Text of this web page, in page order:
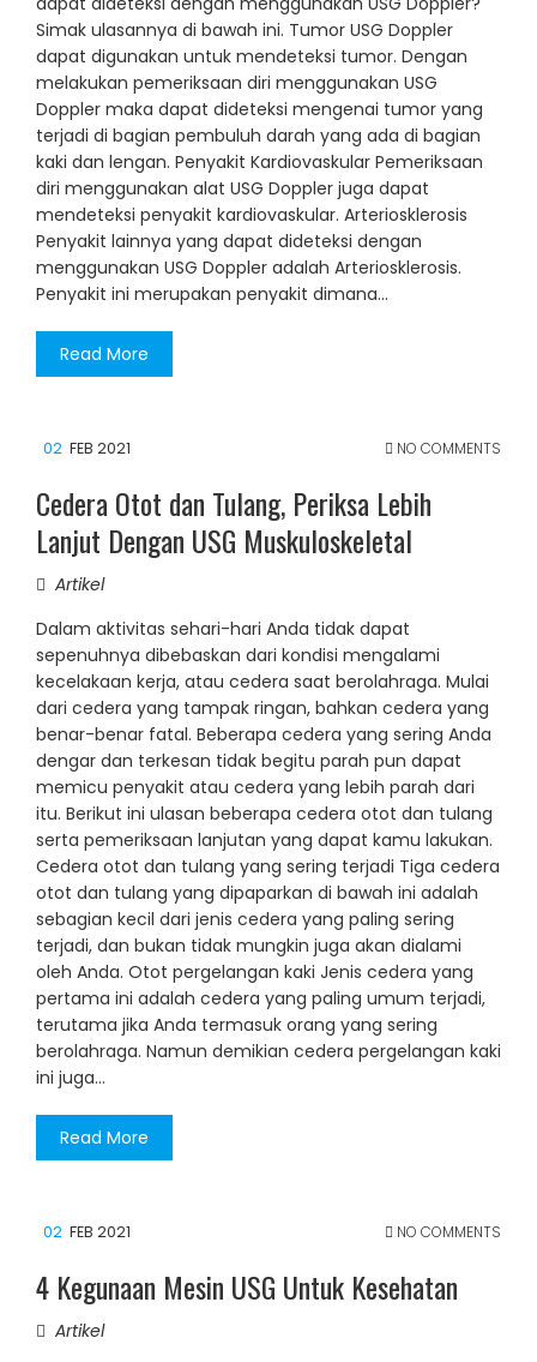
Simak ulasannya di bawah ini. Tumor USG Doppler
dapat digunakan untuk mendeteksi tumor. Dengan
melakukan pemeriksaan diri menggunakan USG
Doppler maka dapat dideteksi mengenai tumor yang
terjadi di bagian pembuluh darah yang ada di bagian
kaki dan lengan. Penyakit Kardiovaskular Pemeriksaan
diri menggunakan alat USG Doppler juga dapat
mendeteksi penyakit kardiovaskular. Arteriosklerosis
Penyakit lainnya yang dapat dideteksi dengan
menggunakan USG Doppler adalah Arteriosklerosis.
Penyakit ini merupakan penyakit dimana…
Read More
02 FEB 2021 NO COMMENTS
Cedera Otot dan Tulang, Periksa Lebih
Lanjut Dengan USG Muskuloskeletal
Artikel
Dalam aktivitas sehari-hari Anda tidak dapat
sepenuhnya dibebaskan dari kondisi mengalami
kecelakaan kerja, atau cedera saat berolahraga. Mulai
dari cedera yang tampak ringan, bahkan cedera yang
benar-benar fatal. Beberapa cedera yang sering Anda
dengar dan terkesan tidak begitu parah pun dapat
memicu penyakit atau cedera yang lebih parah dari
itu. Berikut ini ulasan beberapa cedera otot dan tulang
serta pemeriksaan lanjutan yang dapat kamu lakukan.
Cedera otot dan tulang yang sering terjadi Tiga cedera
otot dan tulang yang dipaparkan di bawah ini adalah
sebagian kecil dari jenis cedera yang paling sering
terjadi, dan bukan tidak mungkin juga akan dialami
oleh Anda. Otot pergelangan kaki Jenis cedera yang
pertama ini adalah cedera yang paling umum terjadi,
terutama jika Anda termasuk orang yang sering
berolahraga. Namun demikian cedera pergelangan kaki
ini juga…
Read More
02 FEB 2021 NO COMMENTS
4 Kegunaan Mesin USG Untuk Kesehatan
Artikel